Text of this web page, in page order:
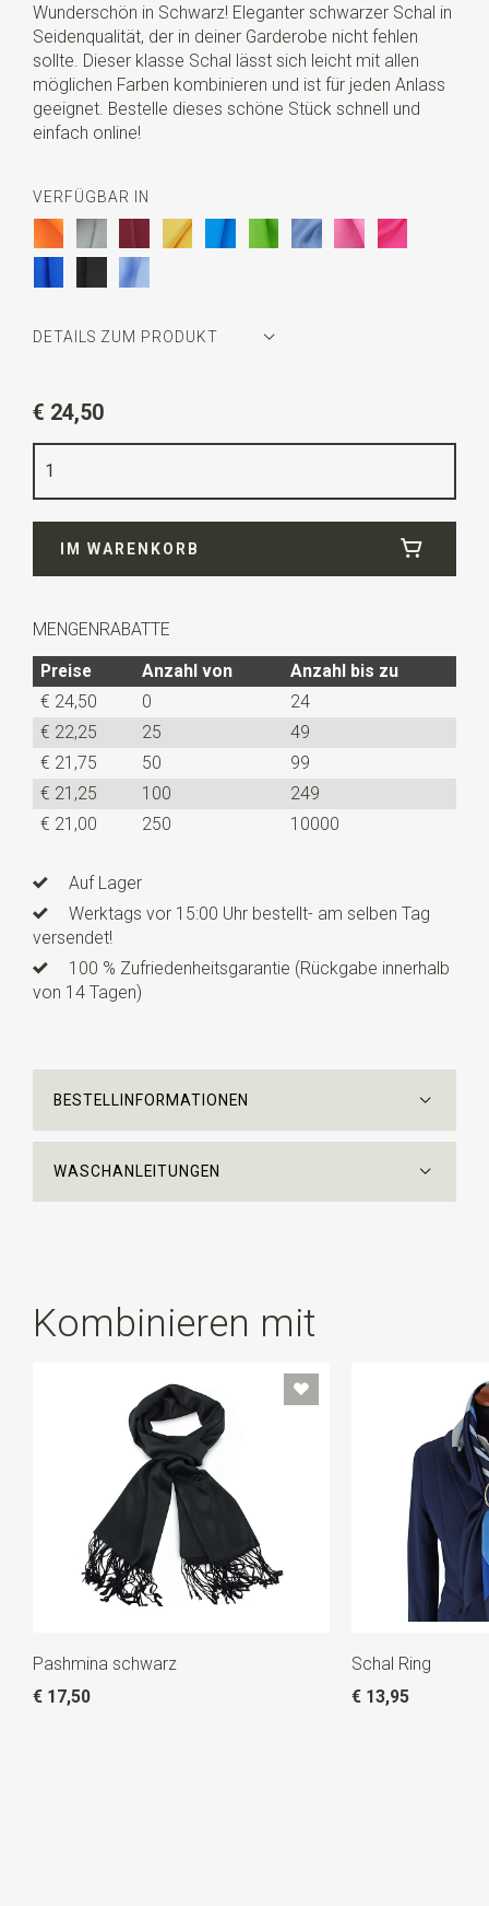
Wunderschön in Schwarz! Eleganter schwarzer Schal in
Seidenqualität, der in deiner Garderobe nicht fehlen
sollte. Dieser klasse Schal lässt sich leicht mit allen
möglichen Farben kombinieren und ist für jeden Anlass
geeignet. Bestelle dieses schöne Stück schnell und
einfach online!
VERFÜGBAR IN
DETAILS ZUM PRODUKT
Farbe
Qualität
Länge 140 cm
€ 24,50
IM WARENKORB
MENGENRABATTE
Preise
Anzahl von
Anzahl bis zu
€ 24,50
0
24
€ 22,25
25
49
€ 21,75
50
99
€ 21,25
100
249
€ 21,00
250 10000
Auf Lager
Werktags vor 15:00 Uhr bestellt- am selben Tag
versendet!
100 % Zufriedenheitsgarantie (Rückgabe innerhalb
von 14 Tagen)
BESTELLINFORMATIONEN
WASCHANLEITUNGEN
Kombinieren mit
Pashmina schwarz
€ 17,50
Schal Ring
€ 13,95